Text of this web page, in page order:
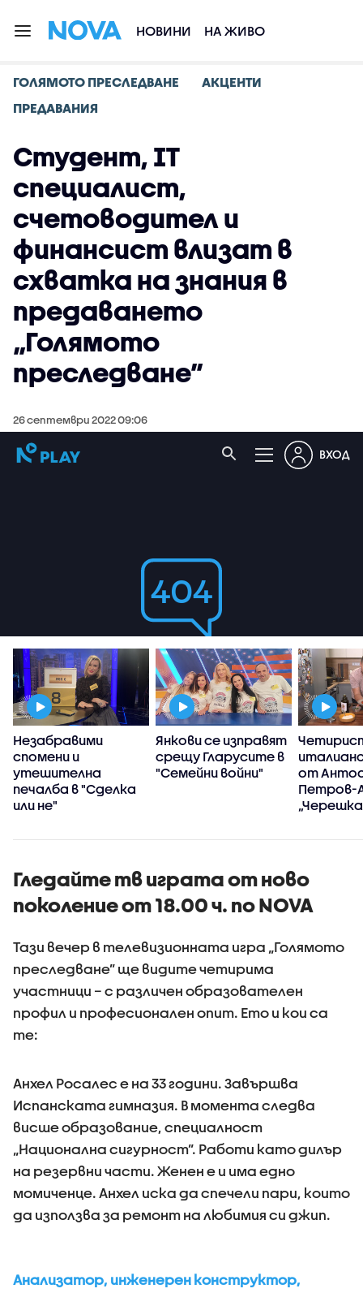
НОВИНИ НА ЖИВО
ГОЛЯМОТО ПРЕСЛЕДВАНЕ
АКЦЕНТИ
ПРЕДАВАНИЯ
Студент, IT
специалист,
счетоводител и
финансист влизат в
схватка на знания в
предаването
„Голямото
преследване”
26 септември 2022 09:06
Незабравими
спомени и
утешителна
печалба в "Сделка
или не"
Янкови се изправят
срещу Гларусите в
"Семейни войни"
от
Петров-
Гледайте тв играта от ново
поколение от 18.00 ч. по NOVA
Тази вечер в телевизионната игра „Голямото
преследване” ще видите четирима
участници – с различен образователен
профил и професионален опит. Ето и кои са
те:
Анхел Росалес е на 33 години. Завършва
Испанската гимназия. В момента следва
висше образование, специалност
„Национална сигурност”. Работи като дилър
на резервни части. Женен е и има едно
момиченце. Анхел иска да спечели пари, които
да използва за ремонт на любимия си джип.
Анализатор, инженерен конструктор,